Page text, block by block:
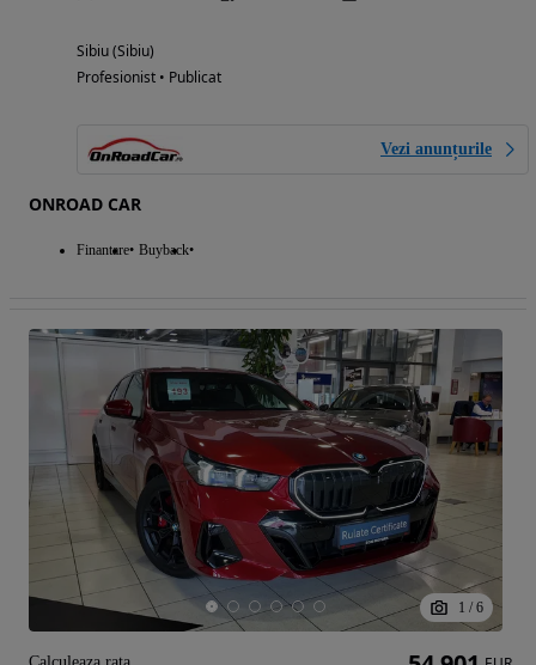
Sibiu (Sibiu)
Profesionist • Publicat
Vezi anunțurile
ONROAD CAR
Finantare Buyback
1 / 6